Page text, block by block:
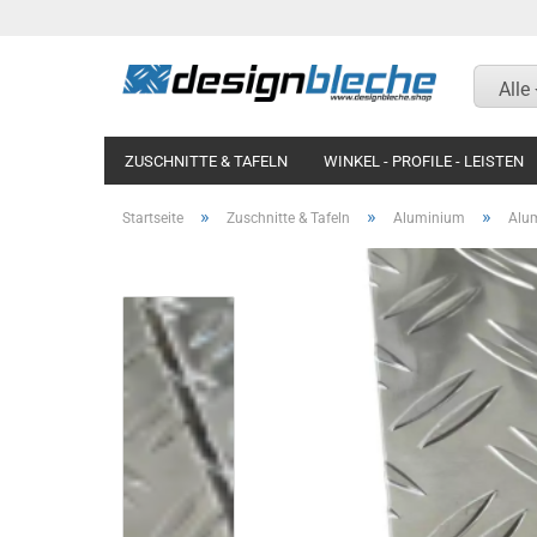
Alle
ZUSCHNITTE & TAFELN
Aluminium blank natur
Aluminium silber natur
eloxiert
Aluminium Strukturblech
Aluminium Lochblech
Aluminium Glattblech RAL
beschichtet
WINKEL - PROFILE - LEISTEN
Aluminium Riffelblech
Titanzink
Aluminium blank natur
Aluminium silber natur
eloxiert
Aluminium glatt RAL
nasslackiert
Aluminium blank eckig
gepresst Aussenmaß
KOTFLÜGEL UND RAMPEN MAGNETWAND /
Startseite » Zuschnitte & Tafeln » Aluminium »